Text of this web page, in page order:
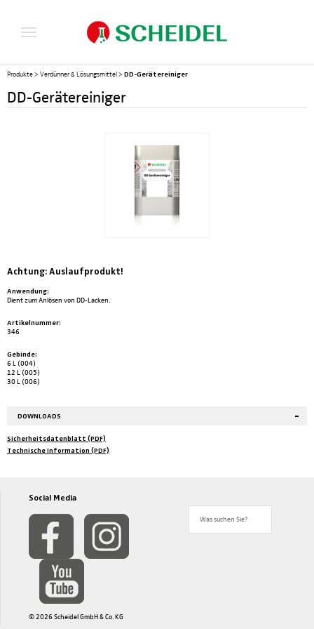
Produkte > Verdünner & Lösungsmittel > DD-Gerätereiniger
DD-Gerätereiniger
Achtung: Auslaufprodukt!
Anwendung:
Dient zum Anlösen von DD-Lacken.
Artikelnummer:
346
Gebinde:
6 L (004)
12 L (005)
30 L (006)
DOWNLOADS
Sicherheitsdatenblatt (PDF)
Technische Information (PDF)
Social Media
© 2026 Scheidel GmbH & Co. KG